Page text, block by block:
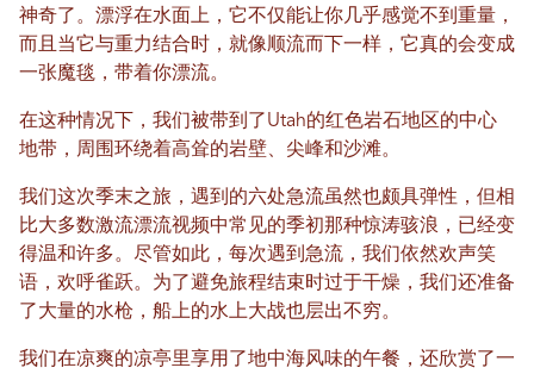
神奇了。漂浮在水面上，它不仅能让你几乎感觉不到重量，
而且当它与重力结合时，就像顺流而下一样，它真的会变成
一张魔毯，带着你漂流。
在这种情况下，我们被带到了Utah的红色岩石地区的中心
地带，周围环绕着高耸的岩壁、尖峰和沙滩。
我们这次季末之旅，遇到的六处急流虽然也颇具弹性，但相
比大多数激流漂流视频中常见的季初那种惊涛骇浪，已经变
得温和许多。尽管如此，每次遇到急流，我们依然欢声笑
语，欢呼雀跃。为了避免旅程结束时过于干燥，我们还准备
了大量的水枪，船上的水上大战也层出不穷。
我们在凉爽的凉亭里享用了地中海风味的午餐，还欣赏了一